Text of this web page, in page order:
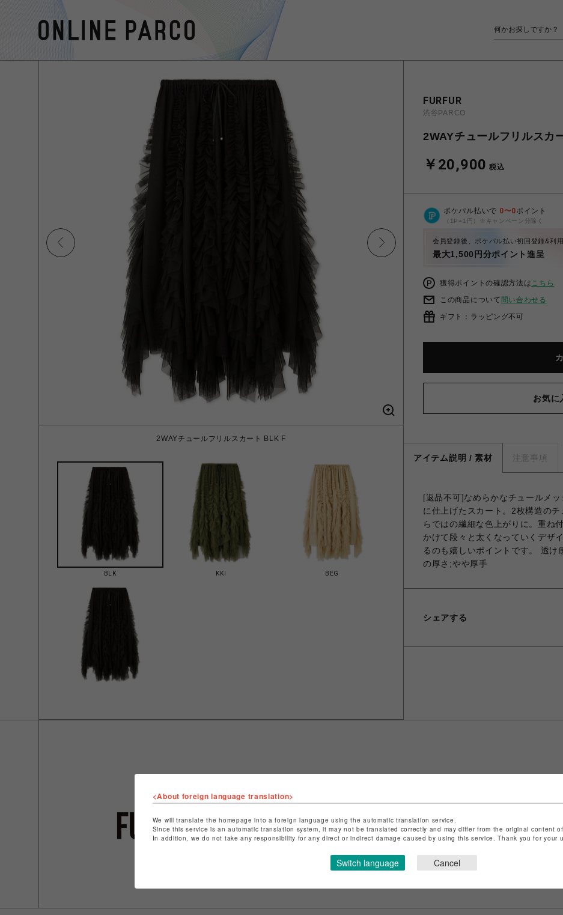
2WAYチュールフリルスカート BLK F
BLK KKI BEG
FURFUR
渋谷PARCO
2WAYチュールフリルスカ
￥20,900 税込
ポケパル払いで 0〜0ポイント
（1P=1円）※キャンペーン分除く
会員登録後、ポケパル払い初回登録&利
最大1,500円分ポイント進呈
獲得ポイントの確認方法はこちら
この商品について 問い合わせる
ギフト：ラッピング不可
お気に
アイテム説明 / 素材 注意事項
[返品不可]なめらかなチュールメ
に仕上げたスカート。2枚構造の
らではの繊細な色上がりに。重ね
かけて段々と太くなっていくデザ
るのも嬉しいポイントです。 透
の厚さ;やや厚手
シェアする
ショップ名
特定商取引法など法令に基づく表記はこちら
ショップお問い合わせはこちら
<About foreign language translation>
We will translate the homepage into a foreign language using the automatic translation service.
Since this service is an automatic translation system, it may not be translated correctly and may differ from the original content
In addition, we do not take any responsibility for any direct or indirect damage caused by using this service. Thank you for your
Switch language Cancel